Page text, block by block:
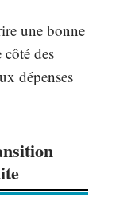
une bonne
côté des
dépenses